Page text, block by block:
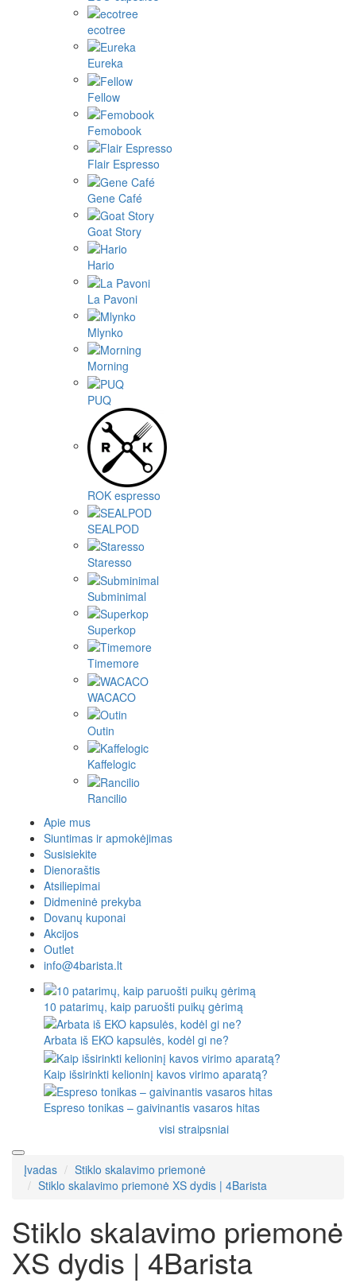
ecotree
Eureka
Fellow
Femobook
Flair Espresso
Gene Café
Goat Story
Hario
La Pavoni
Mlynko
Morning
PUQ
ROK espresso
SEALPOD
Staresso
Subminimal
Superkop
Timemore
WACACO
Outin
Kaffelogic
Rancilio
Apie mus
Siuntimas ir apmokėjimas
Susisiekite
Dienoraštis
Atsiliepimai
Didmeninė prekyba
Dovanų kuponai
Akcijos
Outlet
info@4barista.lt
10 patarimų, kaip paruošti puikų gėrimą
Arbata iš EKO kapsulės, kodėl gi ne?
Kaip išsirinkti kelioninį kavos virimo aparatą?
Espreso tonikas – gaivinantis vasaros hitas
visi straipsniai
Įvadas
Stiklo skalavimo priemonė
Stiklo skalavimo priemonė XS dydis | 4Barista
Stiklo skalavimo priemonė
XS dydis | 4Barista